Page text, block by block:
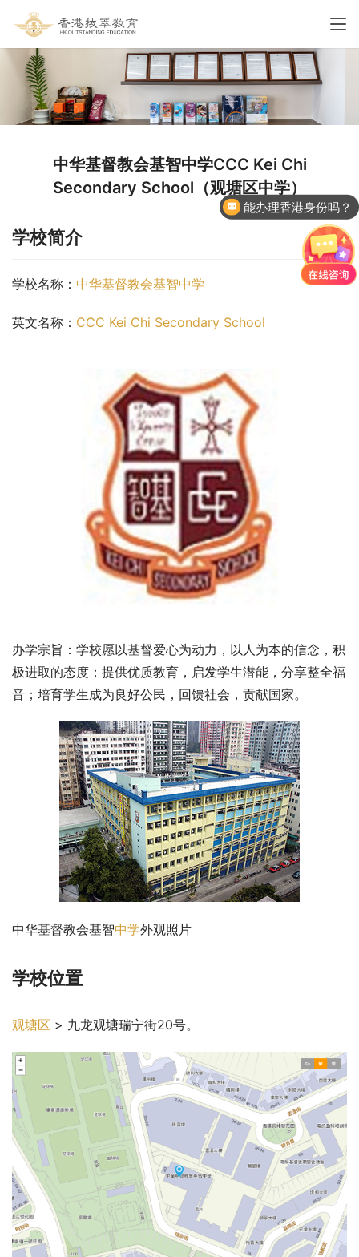
中华基督教会基智中学CCC Kei Chi
Secondary School（观塘区中学）
学校简介
学校名称： 中华基督教会基智中学
英文名称： CCC Kei Chi Secondary School
办学宗旨：学校愿以基督爱心为动力，以人为本的信念，积
极进取的态度；提供优质教育，启发学生潜能，分享整全福
音；培育学生成为良好公民，回馈社会，贡献国家。
中华基督教会基智中学外观照片
学校位置
观塘区 > 九龙观塘瑞宁街20号。
能办理香港身份吗？
香港国际学校申请